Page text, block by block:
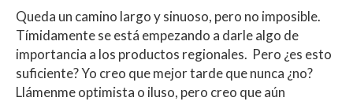
Queda un camino largo y sinuoso, pero no imposible.
Tímidamente se está empezando a darle algo de
importancia a los productos regionales. Pero ¿es esto
suficiente? Yo creo que mejor tarde que nunca ¿no?
Llámenme optimista o iluso, pero creo que aún